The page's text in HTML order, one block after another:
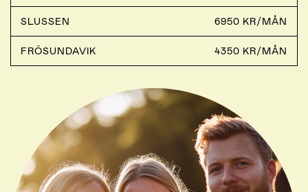
SLUSSEN 6950 KR/MÅN
FRÖSUNDAVIK 4350 KR/MÅN